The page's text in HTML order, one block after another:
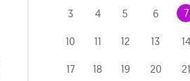
3 4 5 6 7
10 11 12 13 14
17 18 19 20 21